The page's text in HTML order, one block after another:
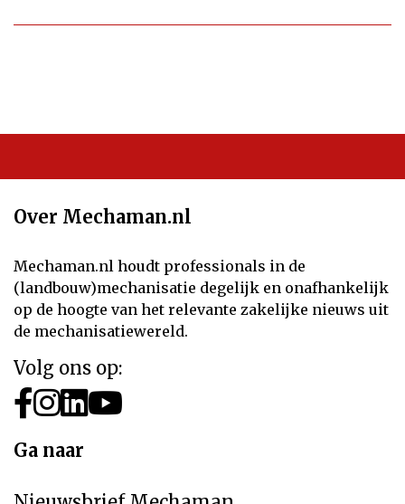
Over Mechaman.nl
Mechaman.nl houdt professionals in de
(landbouw)mechanisatie degelijk en onafhankelijk
op de hoogte van het relevante zakelijke nieuws uit
de mechanisatiewereld.
Volg ons op:
Ga naar